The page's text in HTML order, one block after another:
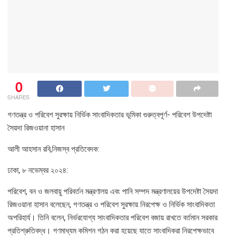
0
SHARES
গণতন্ত্র ও পরিবেশ সুরক্ষায় নির্ভিক সাংবাদিকতার ভূমিকা গুরুত্বপূর্ণ- পরিবেশ উপদেষ্টা
সৈয়দা রিজওয়ানা হাসান
আলী আহসান রবি,নিজস্ব প্রতিবেদক:
ঢাকা, ৮ নভেম্বর ২০২৪:
পরিবেশ, বন ও জলবায়ু পরিবর্তন মন্ত্রণালয় এবং পানি সম্পদ মন্ত্রণালয়ের উপদেষ্টা সৈয়দা
রিজওয়ানা হাসান বলেছেন, গণতন্ত্র ও পরিবেশ সুরক্ষায় নিরপেক্ষ ও নির্ভিক সাংবাদিকতা
অপরিহার্য। তিনি বলেন, নির্ভরযোগ্য সাংবাদিকতার পরিবেশ বজায় রাখতে বর্তমান সরকার
প্রতিশ্রুতিবদ্ধ। গণমাধ্যম কমিশন গঠন করা হয়েছে যাতে সাংবাদিকরা নিরপেক্ষভাবে